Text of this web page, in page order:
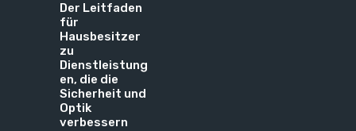
Der Leitfaden
für
Hausbesitzer
zu
Dienstleistung
en, die die
Sicherheit und
Optik
verbessern